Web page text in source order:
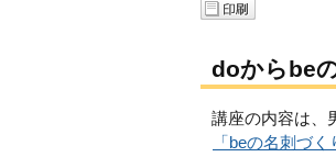
doからbe
講座の内容は、
「beの名刺づ